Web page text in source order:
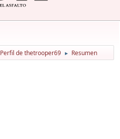
Perfil de thetrooper69 ► Resumen